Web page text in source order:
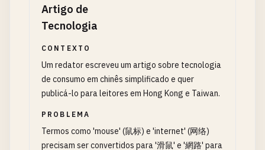
Artigo de
Tecnologia
CONTEXTO
Um redator escreveu um artigo sobre tecnologia
de consumo em chinês simplificado e quer
publicá-lo para leitores em Hong Kong e Taiwan.
PROBLEMA
Termos como 'mouse' (鼠标) e 'internet' (网络)
precisam ser convertidos para '滑鼠' e '網路' para